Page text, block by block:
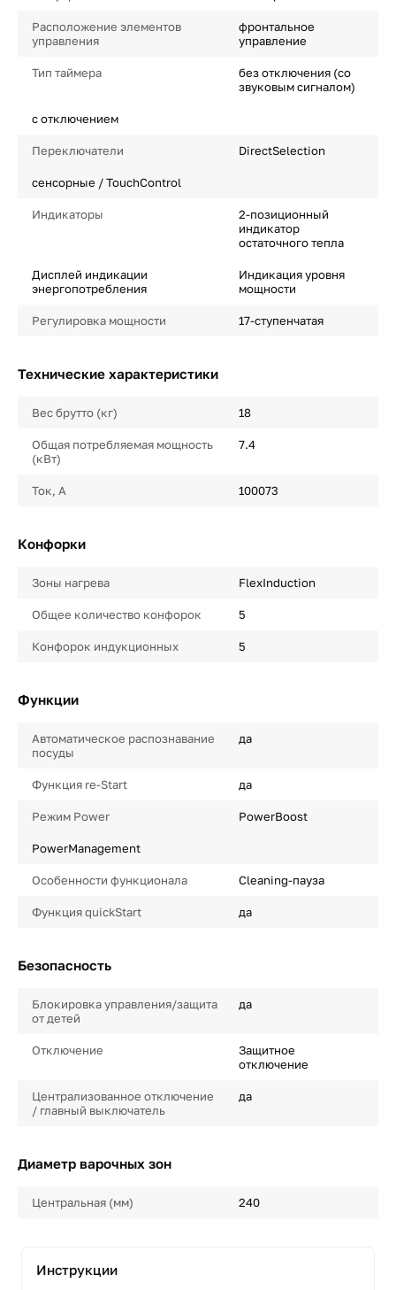
Расположение элементов
управления
фронтальное
управление
Тип таймера
без отключения (со
звуковым сигналом)
с отключением
Переключатели DirectSelection
сенсорные / TouchControl
Индикаторы
2-позиционный
индикатор
остаточного тепла
Дисплей индикации
энергопотребления
Индикация уровня
мощности
Регулировка мощности 17-ступенчатая
Технические характеристики
Вес брутто (кг) 18
Общая потребляемая мощность
(кВт)
7.4
Ток, А 100073
Конфорки
Зоны нагрева FlexInduction
Общее количество конфорок 5
Конфорок индукционных 5
Функции
Автоматическое распознавание
посуды
да
Функция re-Start да
Режим Power PowerBoost
PowerManagement
Особенности функционала Cleaning-пауза
Функция quickStart да
Безопасность
Блокировка управления/защита
от детей
да
Отключение
Защитное
отключение
Централизованное отключение
/ главный выключатель
да
Диаметр варочных зон
Центральная (мм) 240
Инструкции